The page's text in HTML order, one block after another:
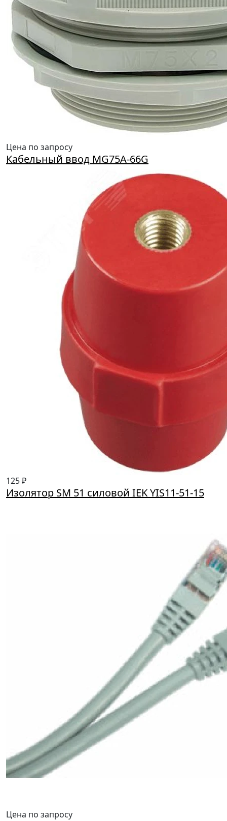
Цена по запросу
Кабельный ввод MG75A-66G
125 ₽
Изолятор SM 51 силовой IEK YIS11-51-15
Цена по запросу